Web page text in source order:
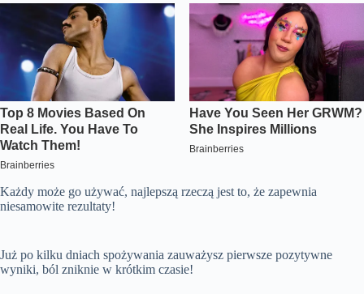
Każdy może go używać, najlepszą rzeczą jest to, że zapewnia
niesamowite rezultaty!
Już po kilku dniach spożywania zauważysz pierwsze pozytywne
wyniki, ból zniknie w krótkim czasie!